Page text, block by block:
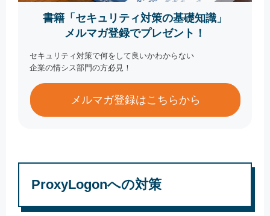
書籍「セキュリティ対策の基礎知識」
メルマガ登録でプレゼント！
セキュリティ対策で何をして良いかわからない
企業の情シス部門の方必見！
メルマガ登録はこちらから
ProxyLogonへの対策